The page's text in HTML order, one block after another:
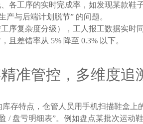
各工序的实时完成率，如发现某款
与后端计划脱节” 的问题。
序复杂度分级），工人报工数据实时
且差错率从 5% 降至 0.3% 以下。
准管控，多维度追
库存特点，仓管人员用手机扫描鞋盒
/ 盘亏明细表”。例如盘点某批次运动